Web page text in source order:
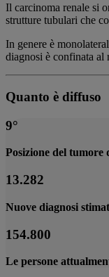
Il carcinoma renale si
strutture tubulari che
In genere è
diagnosi è confinata al
Quanto è diffuso
9°
Posizione del tumore
13.282
Nuove diagnosi
154.800
Le persone